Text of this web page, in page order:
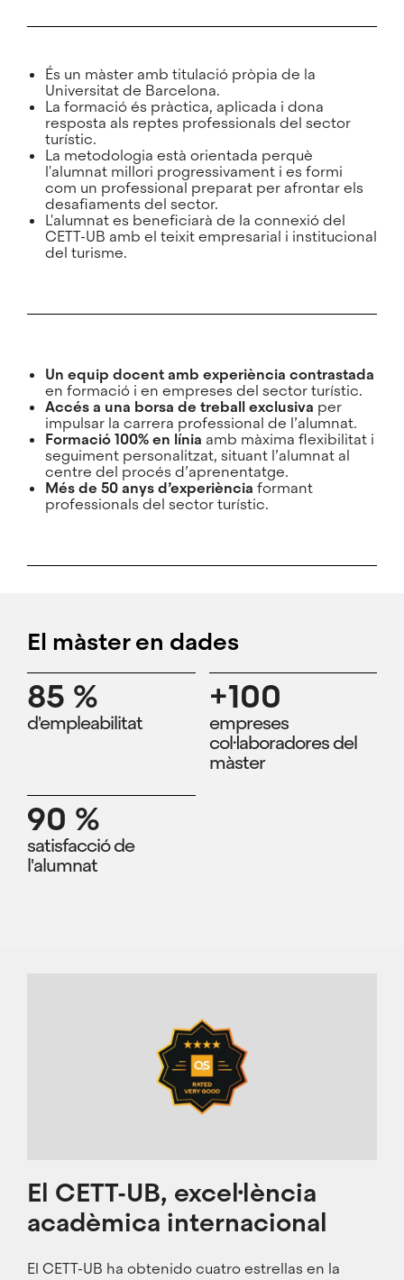
És un màster amb titulació pròpia de la
Universitat de Barcelona.
La formació és pràctica, aplicada i dona
resposta als reptes professionals del sector
turístic.
La metodologia està orientada perquè
l'alumnat millori progressivament i es formi
com un professional preparat per afrontar els
desafiaments del sector.
L'alumnat es beneficiarà de la connexió del
CETT-UB amb el teixit empresarial i institucional
del turisme.
Un equip docent amb experiència contrastada
en formació i en empreses del sector turístic.
Accés a una borsa de treball exclusiva per
impulsar la carrera professional de l’alumnat.
Formació 100% en línia amb màxima flexibilitat i
seguiment personalitzat, situant l’alumnat al
centre del procés d’aprenentatge.
Més de 50 anys d’experiència formant
professionals del sector turístic.
El màster en dades
85 %
d'empleabilitat
+100
empreses
col·laboradores del
màster
90 %
satisfacció de
l'alumnat
El CETT-UB, excel·lència
acadèmica internacional
El CETT-UB ha obtenido cuatro estrellas en la